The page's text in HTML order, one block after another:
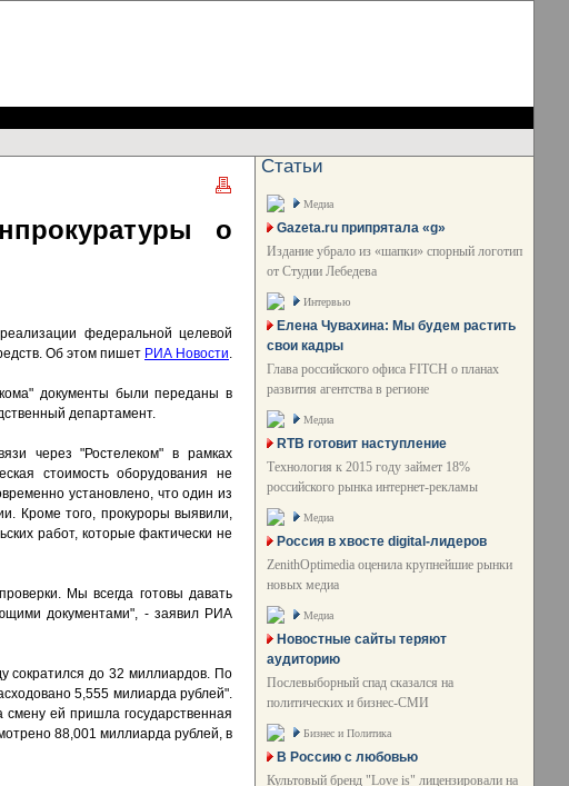
о
федеральной целевой
Об этом пишет РИА Новости.
документы были переданы в
департамент.
через "Ростелеком" в рамках
стоимость оборудования не
установлено, что один из
Кроме того, прокуроры выявили,
работ, которые фактически не
Мы всегда готовы давать
документами", - заявил РИА
сократился до 32 миллиардов. По
5,555 милиарда рублей".
ей пришла государственная
88,001 миллиарда рублей, в
Статьи
Медиа
Gazeta.ru припрятала «g»
Издание убрало из «шапки» спорный логотип
от Студии Лебедева
Интервью
Елена Чувахина: Мы будем растить
свои кадры
Глава российского офиса FITCH о планах
развития агентства в регионе
Медиа
RTB готовит наступление
Технология к 2015 году займет 18%
российского рынка интернет-рекламы
Медиа
Россия в хвосте digital-лидеров
ZenithOptimedia оценила крупнейшие рынки
новых медиа
Медиа
Новостные сайты теряют
аудиторию
Послевыборный спад сказался на
политических и бизнес-СМИ
Бизнес и Политика
В Россию с любовью
Культовый бренд "Love is" лицензировали на